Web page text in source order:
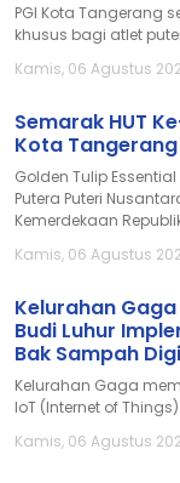
PGI Kota Tangerang
khusus bagi atlet
Kamis, 06 Agustus
Semarak HUT
Kota
Golden Tulip
Putera Puteri
Kemerdekaan
Kamis, 06 Agustus
Kelurahan
Budi Luhur
Bak Sampah
Kelurahan Gaga
IoT (Internet of
Kamis, 06 Agustus